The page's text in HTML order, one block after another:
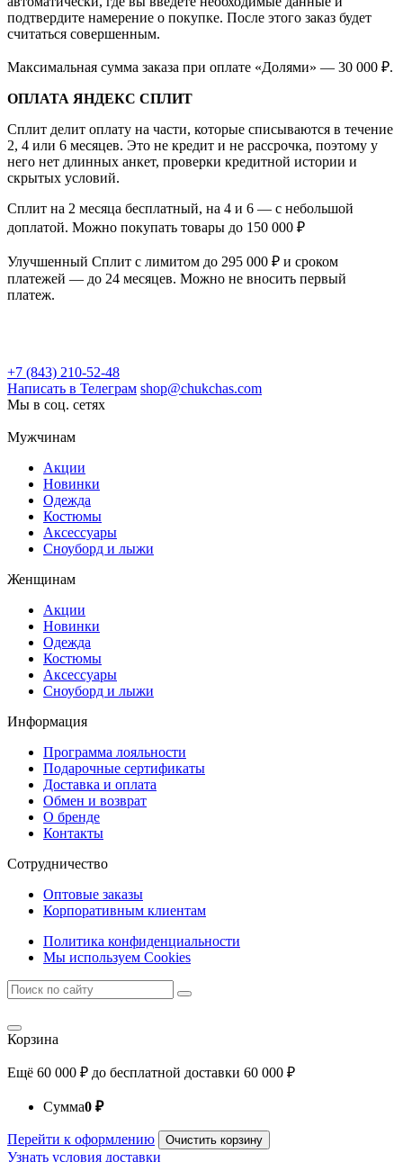
подтвердите намерение о покупке. После этого заказ будет
считаться совершенным.
Максимальная сумма заказа при оплате «Долями» — 30 000 ₽.
ОПЛАТА ЯНДЕКС СПЛИТ
Сплит делит оплату на части, которые списываются в течение
2, 4 или 6 месяцев. Это не кредит и не рассрочка, поэтому у
него нет длинных анкет, проверки кредитной истории и
скрытых условий.
Сплит на 2 месяца бесплатный, на 4 и 6 — с небольшой
доплатой. Можно покупать товары до 150 000 ₽
Улучшенный Сплит с лимитом до 295 000 ₽ и сроком
платежей — до 24 месяцев. Можно не вносить первый
платеж.
+7 (843) 210-52-48
Написать в Телеграм shop@chukchas.com
Мы в соц. сетях
Мужчинам
Акции
Новинки
Одежда
Костюмы
Аксессуары
Сноуборд и лыжи
Женщинам
Акции
Новинки
Одежда
Костюмы
Аксессуары
Сноуборд и лыжи
Информация
Программа лояльности
Подарочные сертификаты
Доставка и оплата
Обмен и возврат
О бренде
Контакты
Сотрудничество
Оптовые заказы
Корпоративным клиентам
Политика конфиденциальности
Мы используем Cookies
Корзина
Ещё 60 000 ₽ до бесплатной доставки 60 000 ₽
Сумма0 ₽
Перейти к оформлению Очистить корзину
Узнать условия доставки